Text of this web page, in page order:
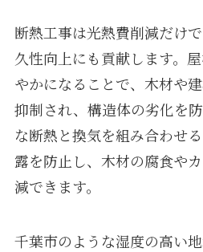
断熱工事は光熱費削減だけ
久性向上にも貢献します。
やかになることで、木材や
抑制され、構造体の劣化を
な断熱と換気を組み合わせ
露を防止し、木材の腐食や
減できます。
千葉市のような湿度の高い